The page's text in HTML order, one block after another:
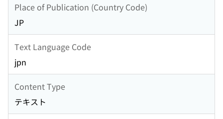
Place of Publication (Country Code)
JP
Text Language Code
jpn
Content Type
テキスト